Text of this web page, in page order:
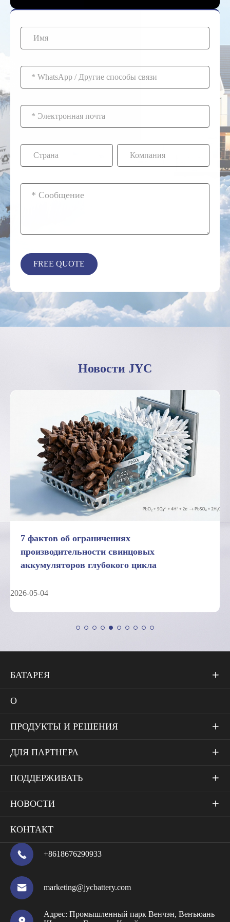
Инвестиции
окупаются за счет
необходимости в
обслуживании и
повышения
Новости JYC
7 фактов об ограничениях
производительности свинцовых
аккумуляторов глубокого цикла
2026-05-04
БАТАРЕЯ 
О
ПРОДУКТЫ И РЕШЕНИЯ 
ДЛЯ ПАРТНЕРА 
ПОДДЕРЖИВАТЬ 
НОВОСТИ 
КОНТАКТ
 +8618676290933
 marketing@jycbattery.com
Адрес: Промышленный парк Венчэн, Венъюань